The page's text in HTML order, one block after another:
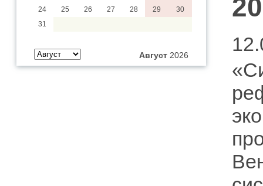
Август 2026
24
25 26 27 28 29
30
31